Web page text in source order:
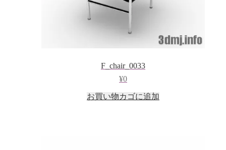
F_chair_0033
¥0
お買い物カゴに追加